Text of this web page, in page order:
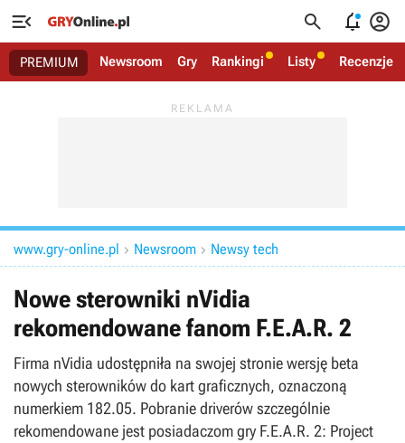
   
PREMIUM Newsroom Gry Rankingi Listy Recenzje
www.gry-online.pl  Newsroom  Newsy tech
Nowe sterowniki nVidia
rekomendowane fanom F.E.A.R. 2
Firma nVidia udostępniła na swojej stronie wersję beta
nowych sterowników do kart graficznych, oznaczoną
numerkiem 182.05. Pobranie driverów szczególnie
rekomendowane jest posiadaczom gry F.E.A.R. 2: Project